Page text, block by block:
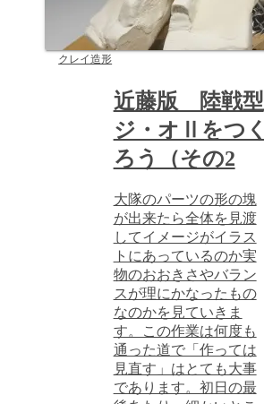
クレイ造形
近藤版 陸戦型
ジ・オⅡをつく
ろう（その2
大隊のパーツの形の塊
が出来たら全体を見渡
してイメージがイラス
トにあっているのか実
物のおおきさやバラン
スが理にかなったもの
なのかを見ていきま
す。この作業は何度も
通った道で「作っては
見直す」はとても大事
であります。初日の最